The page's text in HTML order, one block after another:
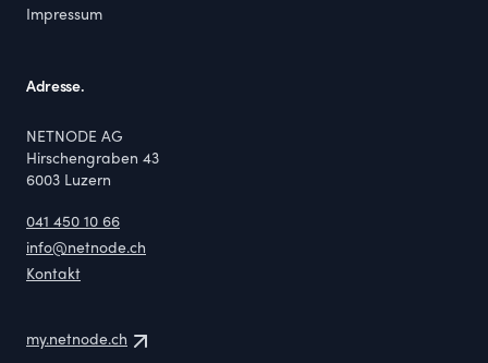
Impressum
Adresse.
NETNODE AG
Hirschengraben 43
6003 Luzern
041 450 10 66
info@netnode.ch
Kontakt
my.netnode.ch